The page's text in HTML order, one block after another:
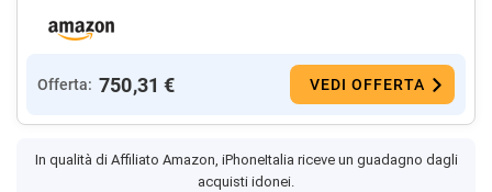
Offerta: 750,31 € VEDI OFFERTA
In qualità di Affiliato Amazon, iPhoneItalia riceve un guadagno dagli
acquisti idonei.